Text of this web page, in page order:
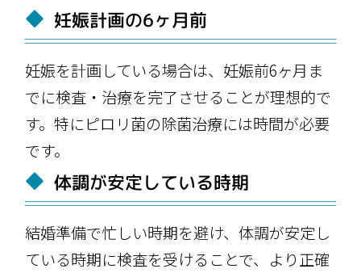
妊娠計画の6ヶ月前
妊娠を計画している場合は、妊娠前6ヶ月ま
でに検査・治療を完了させることが理想的で
す。特にピロリ菌の除菌治療には時間が必要
です。
体調が安定している時期
結婚準備で忙しい時期を避け、体調が安定し
ている時期に検査を受けることで、より正確